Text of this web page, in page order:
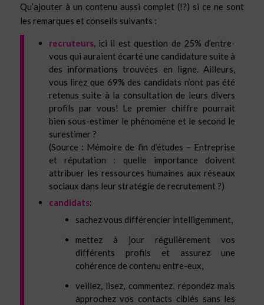
Qu’ajouter à un contenu aussi complet (!?) si ce ne sont
les remarques et conseils suivants :
recruteurs, ici il est question de 25% d’entre-
vous qui auraient écarté une candidature suite à
des informations trouvées en ligne. Ailleurs,
vous lirez que 69% des candidats n’ont pas été
retenus suite à la consultation de leurs divers
profils par vous! Le premier chiffre pourrait
bien sous-estimer le phénomène et le second le
surestimer ?
(Source : Mémoire de fin d’études – Entreprise
et réputation : quelle importance doivent
attribuer les ressources humaines aux réseaux
sociaux dans leur stratégie de recrutement ?)
candidats:
sachez vous différencier intelligemment,
mettez à jour régulièrement vos
différents profils et assurez une
cohérence de contenu entre-eux,
veillez, lisez, commentez, répondez mais
approchez vos contacts ciblés sans les